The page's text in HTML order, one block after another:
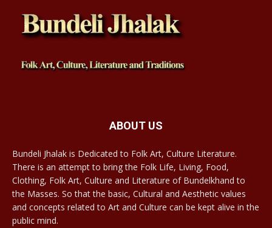
ABOUT US
Bundeli Jhalak is Dedicated to Folk Art, Culture Literature.
There is an attempt to bring the Folk Life, Living, Food,
Clothing, Folk Art, Culture and Literature of Bundelkhand to
the Masses. So that the basic, Cultural and Aesthetic values
and concepts related to Art and Culture can be kept alive in the
public mind.